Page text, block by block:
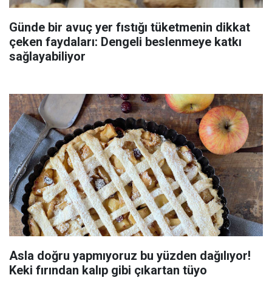
Günde bir avuç yer fıstığı tüketmenin dikkat
çeken faydaları: Dengeli beslenmeye katkı
sağlayabiliyor
Asla doğru yapmıyoruz bu yüzden dağılıyor!
Keki fırından kalıp gibi çıkartan tüyo